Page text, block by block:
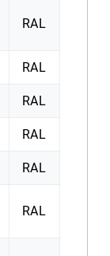
RAL
RAL
RAL
RAL
RAL
RAL